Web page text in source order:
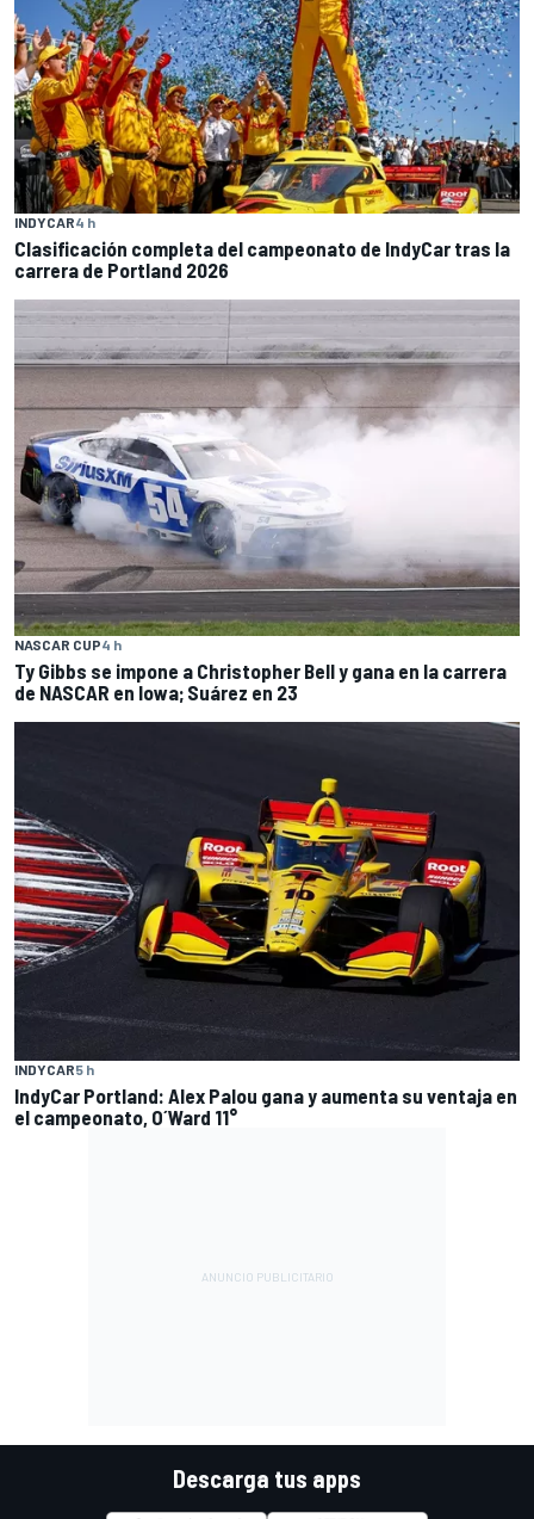
INDYCAR4 h
Clasificación completa del campeonato de IndyCar tras la
carrera de Portland 2026
NASCAR CUP4 h
Ty Gibbs se impone a Christopher Bell y gana en la carrera
de NASCAR en Iowa; Suárez en 23
INDYCAR5 h
IndyCar Portland: Alex Palou gana y aumenta su ventaja en
el campeonato, O´Ward 11°
Descarga tus apps